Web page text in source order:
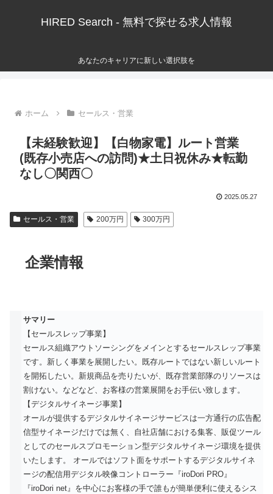
HIRED Search - 無料で探せる求人情報
あなたのキャリアに新しい選択肢を
ホーム セールス・営業
【未経験歓迎】【白物家電】ルート営業
(既存小売店への訪問)★土日祝休み★転勤
なし〇関西〇
2025.05.27
セールス・営業 200万円 300万円
企業情報
サマリー
【セールスレップ事業】
セールス組織アウトソーシングをメインとするセールスレップ事業
です。新しく事業を展開したい。既存ルートではない新しいルート
を開拓したい。新規商品を売りたいが、既存営業部隊のリソースは
割けない。などなど、お客様の営業展開をお手伝い致します。
【デジタルサイネージ事業】
オールが提供するデジタルサイネージサービスは一方通行の広告配
信型サイネージだけでは無く、自社店舗における集客、販促ツール
としてのセールスプロモーション型デジタルサイネージ環境を提供
いたします。 オールではソフト面をサポートするデジタルサイネ
ージの配信用デジタル映像コントローラー『iroDori PRO』
『iroDori net』を中心にお客様の手で誰もが簡単便利に使えるシス